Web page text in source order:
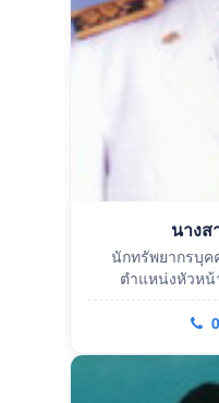
นางส
นักทรัพยากรบุ
ตำแหน่งหัวหน้